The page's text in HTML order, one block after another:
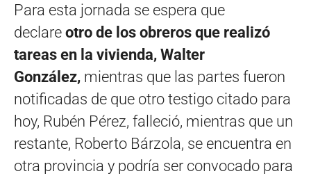
Para esta jornada se espera que
declare otro de los obreros que realizó
tareas en la vivienda, Walter
González, mientras que las partes fueron
notificadas de que otro testigo citado para
hoy, Rubén Pérez, falleció, mientras que un
restante, Roberto Bárzola, se encuentra en
otra provincia y podría ser convocado para